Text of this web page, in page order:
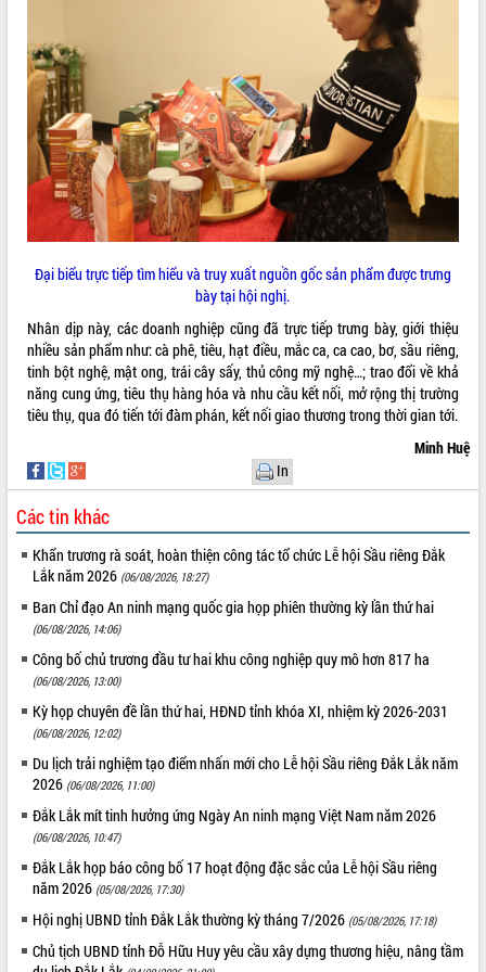
tầng kỹ thuật Cụm công nghiệp Tân
Tiến
Gặp mặt các cơ quan báo chí nhân Kỷ
niệm 101 năm Ngày Báo chí Cách
mạng Việt Nam
Đắk Lắk sơ kết 4 năm triển khai thực
hiện Đề án 06 của Chính phủ
Họp báo thông tin về Hội nghị Công bố
Lắk
Khơi thông điểm nghẽn, đẩy nhanh
giải ngân vốn khắc phục thiên tai
HĐND tỉnh thông qua điều chỉnh Quy
hoạch tỉnh thời kỳ 2021-2030
Hội thảo góp ý hồ sơ điều chỉnh quy
hoạch tỉnh Đắk Lắk thời kỳ 2021-2030,
Nâng cao hiệu quả hoạt động của các
doanh nghiệp nhà nước
Hội nghị triển khai kết nối mạng
truyền số liệu chuyên dùng phục vụ cơ
quan Đảng, Nhà nước
Lễ phát động chuỗi hoạt động chung
tay làm sạch môi trường
Xã Ea Kar bước chuyển mình trong
công tác cải cách hành chính mô hình
mới
UBND tỉnh họp báo định kỳ tháng 4
năm 2026
Hội thảo khoa học “Giải pháp thúc đẩy
phát triển nền kinh tế xanh tại tỉnh
Đắk Lắk”
Tăng cường giám sát, đôn đốc thực
hiện nhiệm vụ quản lý tài sản công
hàng tuần
Tháo gỡ những vướng mắc, đẩy mạnh
công tác cải cách thủ tục hành chính
tại Trung tâm Phục vụ hành chính
công tỉnh
Đại biểu trực tiếp tìm hiểu và truy xuất nguồn gốc sản phẩm được trưng
bày tại hội nghị.
Nhân dịp này, các doanh nghiệp cũng đã trực tiếp trưng bày, giới thiệu
nhiều sản phẩm như: cà phê, tiêu, hạt điều, mắc ca, ca cao, bơ, sầu riêng,
tinh bột nghệ, mật ong, trái cây sấy, thủ công mỹ nghệ…; trao đổi về khả
năng cung ứng, tiêu thụ hàng hóa và nhu cầu kết nối, mở rộng thị trường
tiêu thụ, qua đó tiến tới đàm phán, kết nối giao thương trong thời gian tới.
Minh Huệ
In
Các tin khác
Khẩn trương rà soát, hoàn thiện công tác tổ chức Lễ hội Sầu riêng Đắk
Lắk năm 2026 (06/08/2026, 18:27)
Ban Chỉ đạo An ninh mạng quốc gia họp phiên thường kỳ lần thứ hai
(06/08/2026, 14:06)
Công bố chủ trương đầu tư hai khu công nghiệp quy mô hơn 817 ha
(06/08/2026, 13:00)
Kỳ họp chuyên đề lần thứ hai, HĐND tỉnh khóa XI, nhiệm kỳ 2026-2031
(06/08/2026, 12:02)
Du lịch trải nghiệm tạo điểm nhấn mới cho Lễ hội Sầu riêng Đắk Lắk năm
2026 (06/08/2026, 11:00)
Đắk Lắk mít tinh hưởng ứng Ngày An ninh mạng Việt Nam năm 2026
(06/08/2026, 10:47)
Đắk Lắk họp báo công bố 17 hoạt động đặc sắc của Lễ hội Sầu riêng
năm 2026 (05/08/2026, 17:30)
Hội nghị UBND tỉnh Đắk Lắk thường kỳ tháng 7/2026 (05/08/2026, 17:18)
Chủ tịch UBND tỉnh Đỗ Hữu Huy yêu cầu xây dựng thương hiệu, nâng tầm